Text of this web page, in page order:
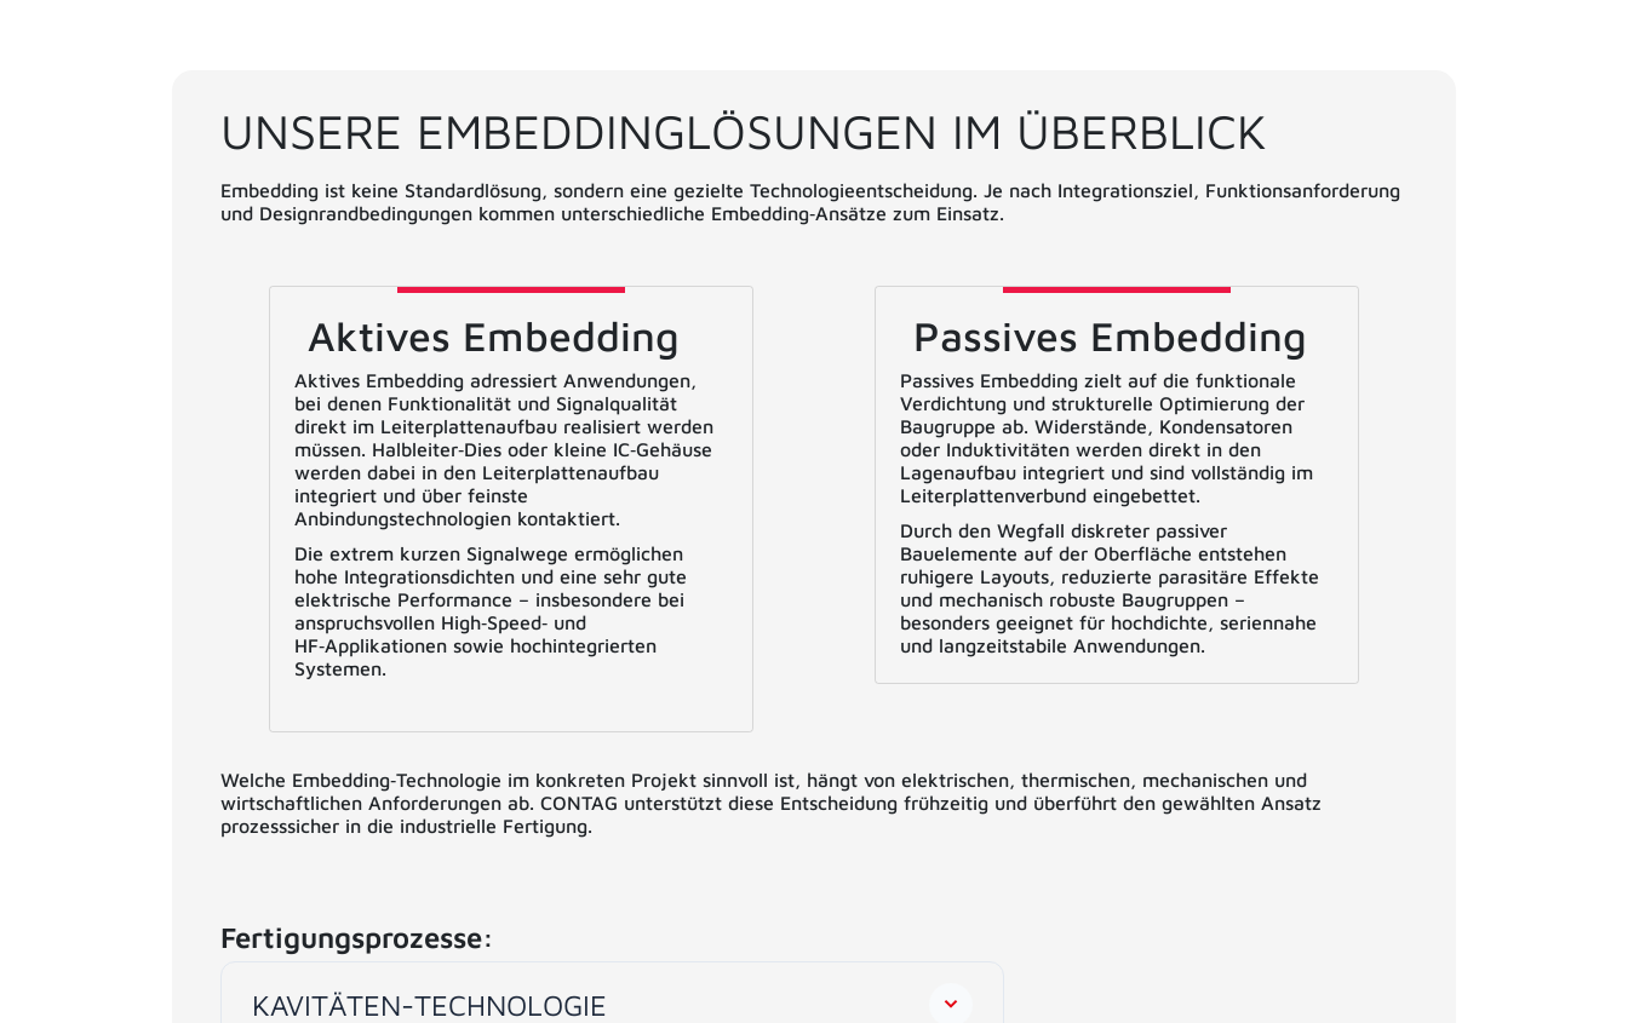
UNSERE EMBEDDINGLÖSUNGEN IM ÜBERBLICK
Embedding ist keine Standardlösung, sondern eine gezielte Technologieentscheidung. Je nach Integrationsziel, Funktionsanforderung
und Designrandbedingungen kommen unterschiedliche Embedding‑Ansätze zum Einsatz.
Aktives Embedding
Aktives Embedding adressiert Anwendungen,
bei denen Funktionalität und Signalqualität
direkt im Leiterplattenaufbau realisiert werden
müssen. Halbleiter‑Dies oder kleine IC‑Gehäuse
werden dabei in den Leiterplattenaufbau
integriert und über feinste
Anbindungstechnologien kontaktiert.
Die extrem kurzen Signalwege ermöglichen
hohe Integrationsdichten und eine sehr gute
elektrische Performance – insbesondere bei
anspruchsvollen High‑Speed‑ und
HF‑Applikationen sowie hochintegrierten
Systemen.
Passives Embedding
Passives Embedding zielt auf die funktionale
Verdichtung und strukturelle Optimierung der
Baugruppe ab. Widerstände, Kondensatoren
oder Induktivitäten werden direkt in den
Lagenaufbau integriert und sind vollständig im
Leiterplattenverbund eingebettet.
Durch den Wegfall diskreter passiver
Bauelemente auf der Oberfläche entstehen
ruhigere Layouts, reduzierte parasitäre Effekte
und mechanisch robuste Baugruppen –
besonders geeignet für hochdichte, seriennahe
und langzeitstabile Anwendungen.
Welche Embedding‑Technologie im konkreten Projekt sinnvoll ist, hängt von elektrischen, thermischen, mechanischen und
wirtschaftlichen Anforderungen ab. CONTAG unterstützt diese Entscheidung frühzeitig und überführt den gewählten Ansatz
prozesssicher in die industrielle Fertigung.
Fertigungsprozesse:
KAVITÄTEN-TECHNOLOGIE